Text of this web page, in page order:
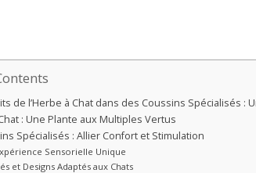
de l’Herbe à Chat dans des Coussins Spécialisés :
: Une Plante aux Multiples Vertus
Spécialisés : Allier Confort et Stimulation
Sensorielle Unique
et Designs Adaptés aux Chats